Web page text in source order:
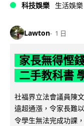
科技娛樂 生活娛樂
Lawton 1 日
家長無得慳
二手教科書
社福界立法會議員陳
遠超通漲，令家長難
令學生無法完成功課